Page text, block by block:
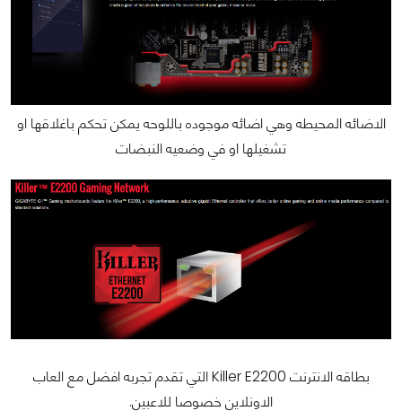
الاضائه المحيطه وهي اضائه موجوده باللوحه يمكن تحكم باغلاقها او
تشغيلها او في وضعيه النبضات
بطاقه الانترنت Killer E2200 التي تقدم تجربه افضل مع العاب
الاونلاين خصوصا للاعبين.